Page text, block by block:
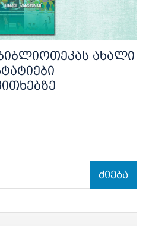
ახალი
ძიება